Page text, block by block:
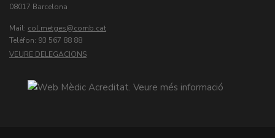
08017 Barcelona
Mail: col.metges
Teléfon: 93 567 88 88
VEURE DELEGACIONS